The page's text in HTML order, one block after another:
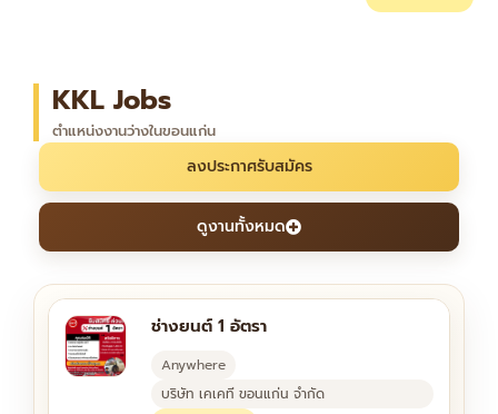
KKL Jobs
ตำแหน่งงานว่างในขอนแก่น
ลงประกาศรับสมัคร
ดูงานทั้งหมด
ช่างยนต์ 1 อัตรา
Anywhere
บริษัท เคเคที ขอนแก่น จำกัด